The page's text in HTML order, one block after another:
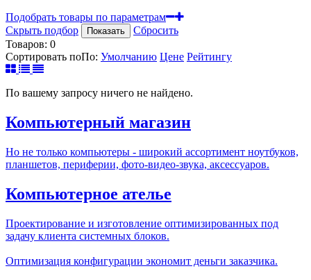
Подобрать товары по параметрам
Скрыть подбор
Показать
Сбросить
Товаров: 0
Сортировать поПо: Умолчанию Цене Рейтингу
По вашему запросу ничего не найдено.
Компьютерный магазин
Но не только компьютеры - широкий ассортимент ноутбуков,
планшетов, периферии, фото-видео-звука, аксессуаров.
Компьютерное ателье
Проектирование и изготовление оптимизированных под
задачу клиента системных блоков.
Оптимизация конфигурации экономит деньги заказчика.